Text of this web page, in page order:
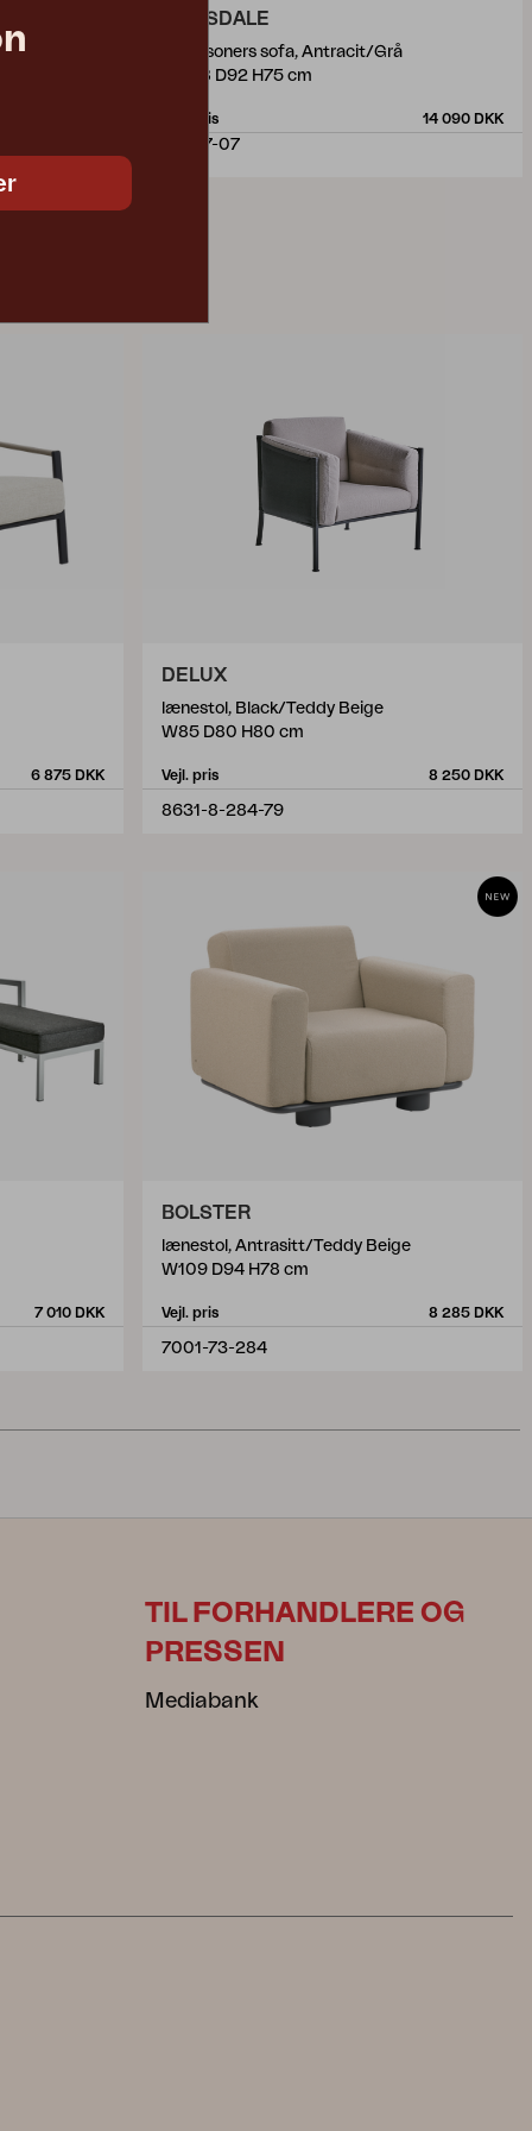
AMESDALE
3-personers sofa, Antracit/Grå
W208 D92 H75 cm
Vejl. pris 14 090 DKK
1193-7-07
6 875 DKK
DELUX
lænestol, Black/Teddy Beige
W85 D80 H80 cm
Vejl. pris 8 250 DKK
8631-8-284-79
7 010 DKK
BOLSTER
lænestol, Antrasitt/Teddy Beige
W109 D94 H78 cm
Vejl. pris 8 285 DKK
7001-73-284
TIL FORHANDLERE OG
PRESSEN
Mediabank